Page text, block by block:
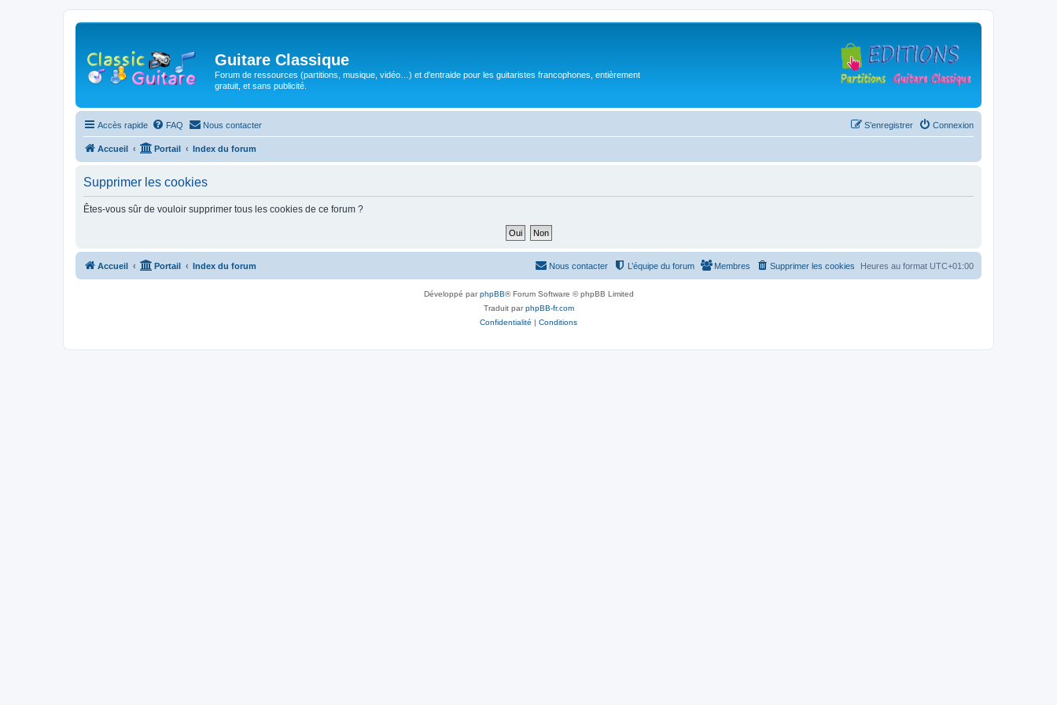
Guitare Classique
Forum de ressources (partitions, musique, vidéo…) et d'entraide pour les guitaristes francophones, entièrement
gratuit, et sans publicité.
Accès rapide FAQ Nous contacter Connexion
S’enregistrer
Accueil Portail Index du forum
Supprimer les cookies
Êtes-vous sûr de vouloir supprimer tous les cookies de ce forum ?
Accueil Portail Index du forum Heures au format UTC+01:00
Supprimer les cookies
Membres
L’équipe du forum
Nous contacter
Développé parphpBB® Forum Software © phpBB Limited
Traduit parphpBB-fr.com
Confidentialité | Conditions